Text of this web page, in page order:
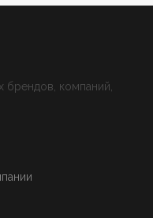
брендов, компаний,